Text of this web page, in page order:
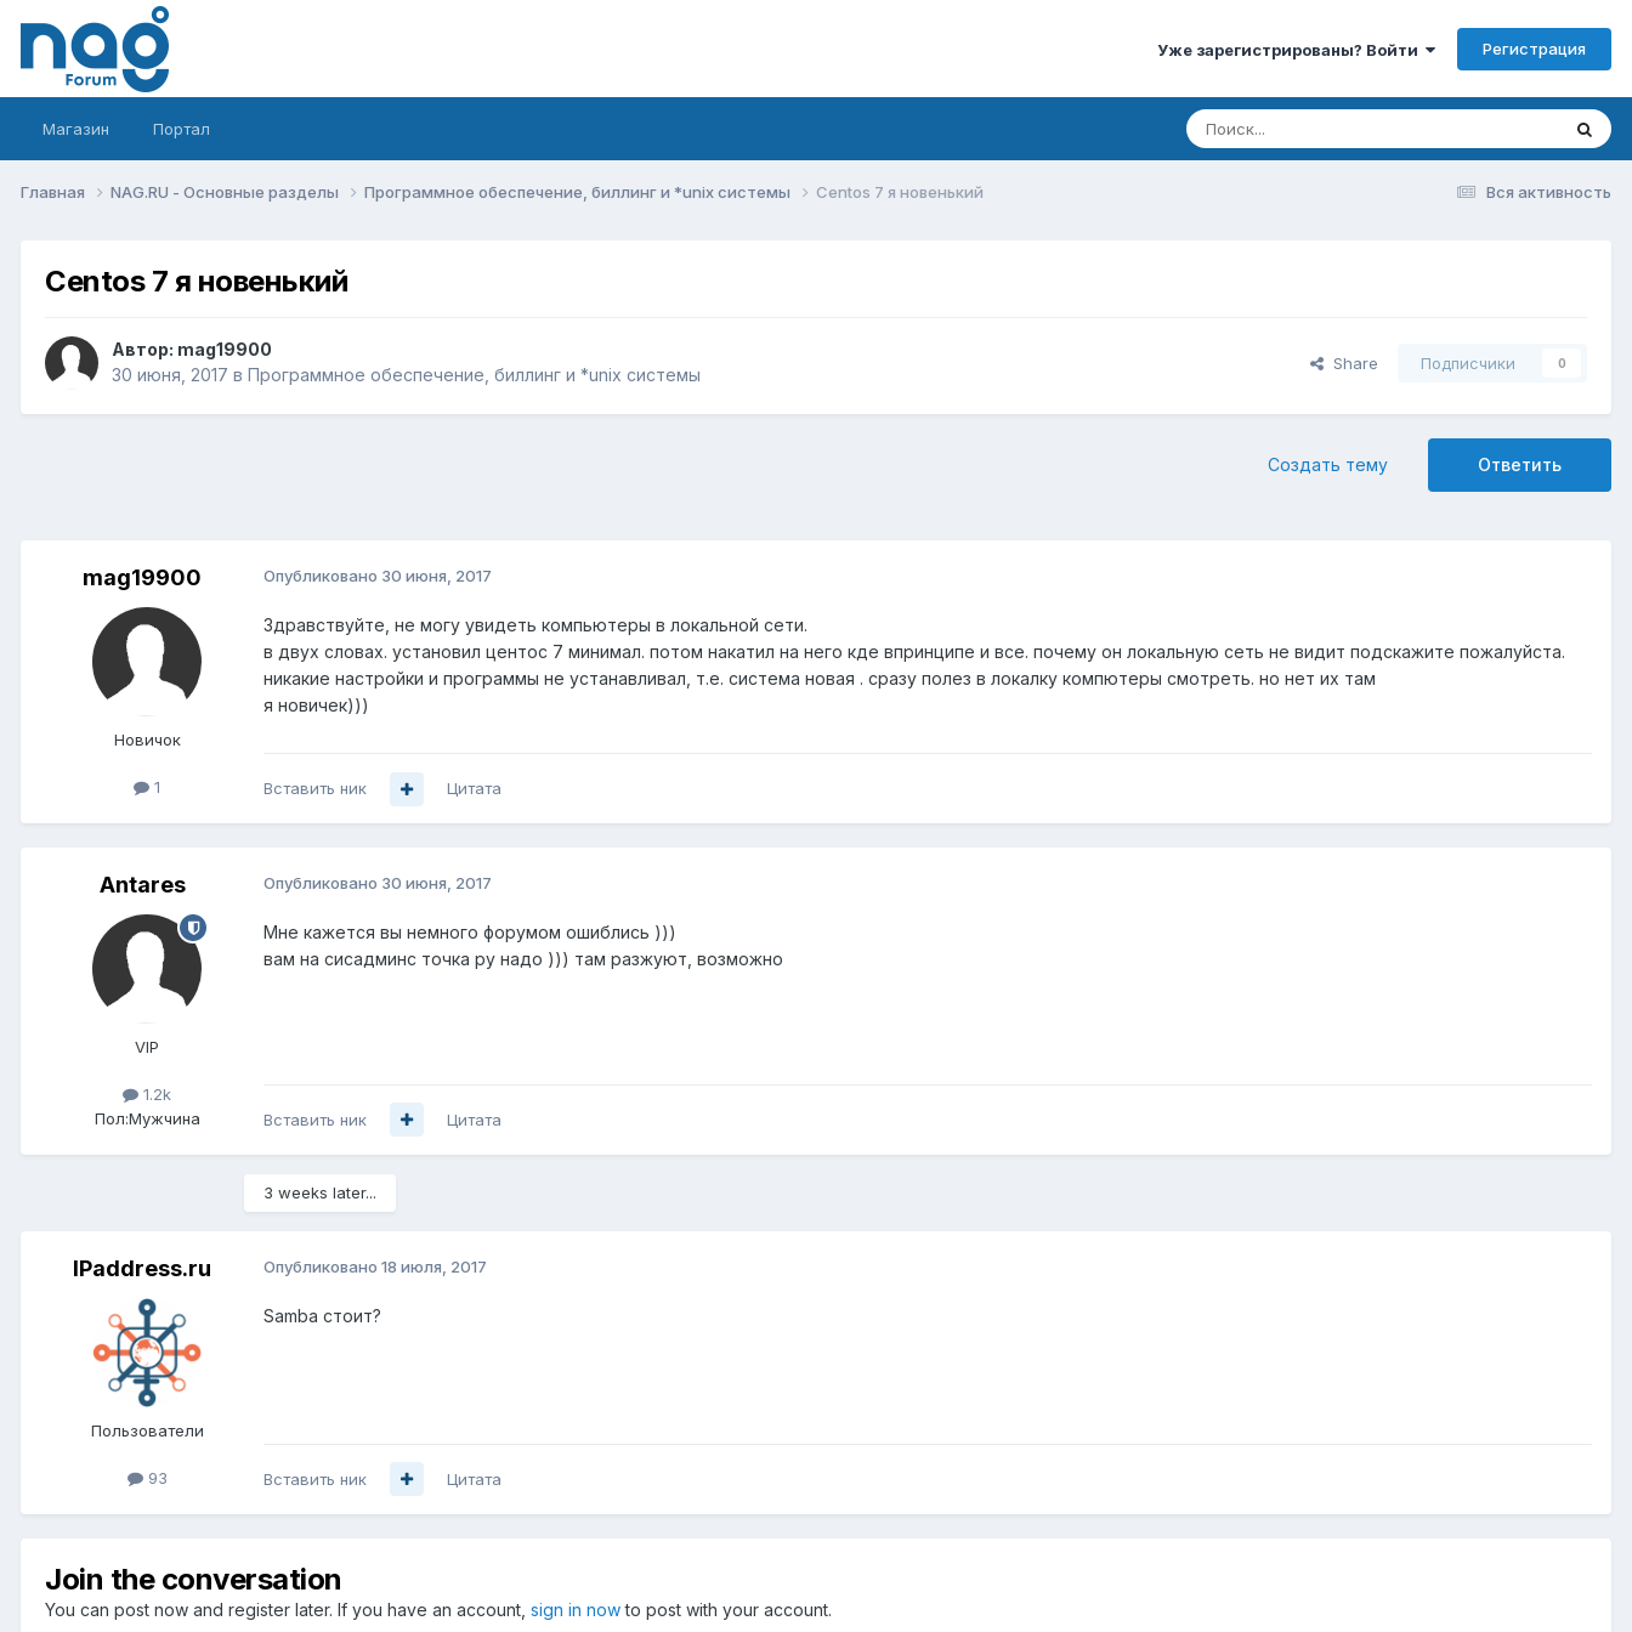
Уже зарегистрированы? Войти Регистрация
Магазин Портал
Вся активность
Главная NAG.RU - Основные разделы Программное обеспечение, биллинг и *unix системы Centos 7 я новенький
Centos 7 я новенький
Автор: mag19900
30 июня, 2017 в Программное обеспечение, биллинг и *unix системы
Share Подписчики 0
Ответить
Создать тему
mag19900
Новичок
1
Опубликовано 30 июня, 2017
Здравствуйте, не могу увидеть компьютеры в локальной сети.
в двух словах. установил центос 7 минимал. потом накатил на него кде впринципе и все. почему он локальную сеть не видит подскажите пожалуйста.
никакие настройки и программы не устанавливал, т.е. система новая . сразу полез в локалку компютеры смотреть. но нет их там
я новичек)))
Вставить ник Цитата
Antares
VIP
1.2k
Пол:Мужчина
Опубликовано 30 июня, 2017
Мне кажется вы немного форумом ошиблись )))
вам на сисадминс точка ру надо ))) там разжуют, возможно
Вставить ник Цитата
3 weeks later...
IPaddress.ru
Пользователи
93
Опубликовано 18 июля, 2017
Samba стоит?
Вставить ник Цитата
Join the conversation
You can post now and register later. If you have an account, sign in nowto post with your account.